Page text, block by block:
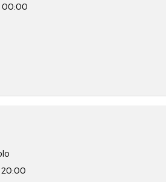
00:00